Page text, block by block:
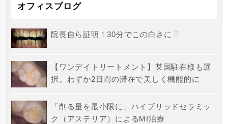
オフィスブログ
院長自ら証明！30分でこの白さに
【ワンデイトリートメント】某国駐在様も選
択。わずか2日間の滞在で美しく機能的に
「削る量を最小限に」ハイブリッドセラミッ
ク（アステリア）によるMI治療